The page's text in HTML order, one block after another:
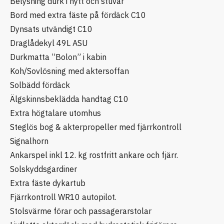
Bord med extra fäste på fördäck C10
Dynsats utvändigt C10
Draglådekyl 49L ASU
Durkmatta ”Bolon” i kabin
Koh/Sovlösning med aktersoffan
Solbädd fördäck
Älgskinnsbeklädda handtag C10
Extra högtalare utomhus
Steglös bog & akterpropeller med fjärrkontroll
Signalhorn
Ankarspel inkl 12. kg rostfritt ankare och fjärr.
Solskyddsgardiner
Extra fäste dykartub
Fjärrkontroll WR10 autopilot.
Stolsvärme förar och passagerarstolar